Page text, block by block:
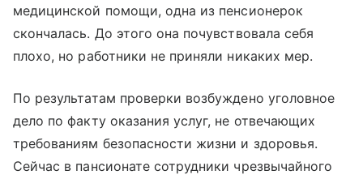
медицинской помощи, одна из пенсионерок
скончалась. До этого она почувствовала себя
плохо, но работники не приняли никаких мер.
По результатам проверки возбуждено уголовное
дело по факту оказания услуг, не отвечающих
требованиям безопасности жизни и здоровья.
Сейчас в пансионате сотрудники чрезвычайного